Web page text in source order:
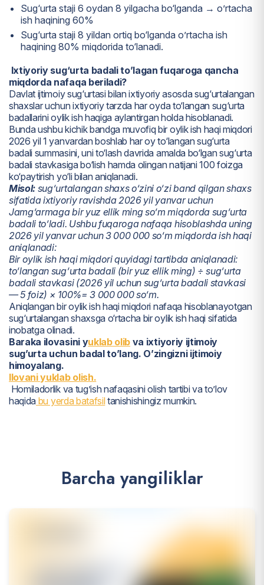
Sug‘urta staji 6 oydan 8 yilgacha bo‘lganda → o’rtacha
ish haqining 60%
Sug‘urta staji 8 yildan ortiq bo‘lganda o’rtacha ish
haqining 80% miqdorida to‘lanadi.
Ixtiyoriy sug‘urta badali to’lagan fuqaroga qancha
miqdorda nafaqa beriladi?
Davlat ijtimoiy sug‘urtasi bilan ixtiyoriy asosda sug‘urtalangan
shaxslar uchun ixtiyoriy tarzda har oyda to‘langan sug‘urta
badallarini oylik ish haqiga aylantirgan holda hisoblanadi.
Bunda ushbu kichik bandga muvofiq bir oylik ish haqi miqdori
2026 yil 1 yanvardan boshlab har oy to‘langan sug‘urta
badali summasini, uni to‘lash davrida amalda bo‘lgan sug‘urta
badali stavkasiga bo‘lish hamda olingan natijani 100 foizga
ko‘paytirish yo‘li bilan aniqlanadi.
Misol: sug‘urtalangan shaxs o‘zini o‘zi band qilgan shaxs
sifatida ixtiyoriy ravishda 2026 yil yanvar uchun
Jamg‘armaga bir yuz ellik ming so‘m miqdorda sug‘urta
badali to‘ladi. Ushbu fuqaroga nafaqa hisoblashda uning
2026 yil yanvar uchun 3 000 000 so‘m miqdorda ish haqi
aniqlanadi:
Bir oylik ish haqi miqdori quyidagi tartibda aniqlanadi:
to‘langan sug‘urta badali (bir yuz ellik ming) ÷ sug‘urta
badali stavkasi (2026 yil uchun sug‘urta badali stavkasi
— 5 foiz) × 100%= 3 000 000 so‘m.
Aniqlangan bir oylik ish haqi miqdori nafaqa hisoblanayotgan
sug‘urtalangan shaxsga o‘rtacha bir oylik ish haqi sifatida
inobatga olinadi.
Baraka ilovasini yuklab olib va ixtiyoriy ijtimoiy
sug’urta uchun badal to’lang. O’zingizni ijtimoiy
himoyalang.
Ilovani yuklab olish.
Homiladorlik va tug’ish nafaqasini olish tartibi va to’lov
haqida bu yerda batafsiltanishishingiz mumkin.
Barcha yangiliklar